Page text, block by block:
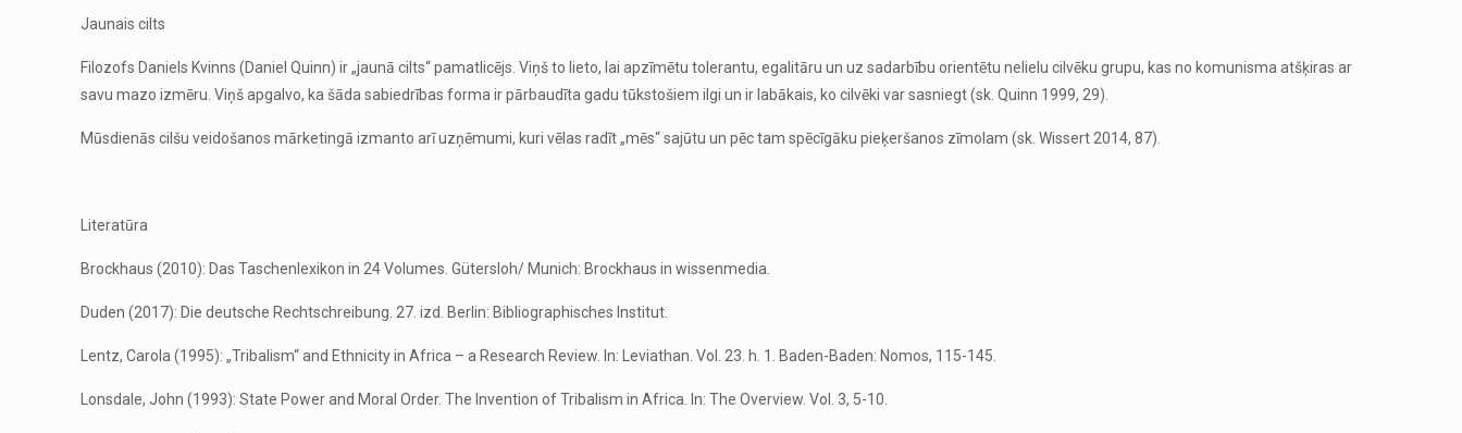
Jaunais cilts
Filozofs Daniels Kvinns (Daniel Quinn) ir „jaunā cilts“ pamatlicējs. Viņš to lieto, lai apzīmētu tolerantu, egalitāru un uz sadarbību orientētu nelielu cilvēku grupu, kas no komunisma atšķiras ar
savu mazo izmēru. Viņš apgalvo, ka šāda sabiedrības forma ir pārbaudīta gadu tūkstošiem ilgi un ir labākais, ko cilvēki var sasniegt (sk. Quinn 1999, 29).
Mūsdienās cilšu veidošanos mārketingā izmanto arī uzņēmumi, kuri vēlas radīt „mēs“ sajūtu un pēc tam spēcīgāku pieķeršanos zīmolam (sk. Wissert 2014, 87).
Literatūra
Brockhaus (2010): Das Taschenlexikon in 24 Volumes. Gütersloh/ Munich: Brockhaus in wissenmedia.
Duden (2017): Die deutsche Rechtschreibung. 27. izd. Berlin: Bibliographisches Institut.
Lentz, Carola (1995): „Tribalism“ and Ethnicity in Africa – a Research Review. In: Leviathan. Vol. 23. h. 1. Baden-Baden: Nomos, 115-145.
Lonsdale, John (1993): State Power and Moral Order. The Invention of Tribalism in Africa. In: The Overview. Vol. 3, 5-10.